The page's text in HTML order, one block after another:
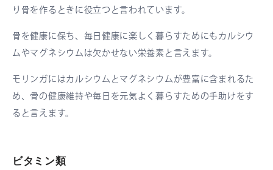
り骨を作るときに役立つと言われています。
骨を健康に保ち、毎日健康に楽しく暮らすためにもカルシウ
ムやマグネシウムは欠かせない栄養素と言えます。
モリンガにはカルシウムとマグネシウムが豊富に含まれるた
め、骨の健康維持や毎日を元気よく暮らすための手助けをす
ると言えます。
ビタミン類